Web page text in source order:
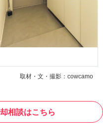
取材・文・撮影：cowcamo
相談はこちら